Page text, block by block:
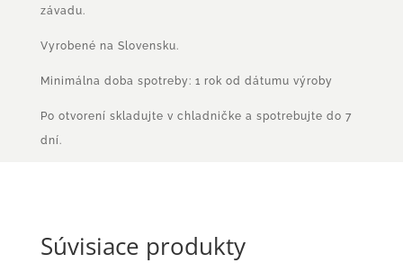
závadu.
Vyrobené na Slovensku.
Minimálna doba spotreby: 1 rok od dátumu výroby
Po otvorení skladujte v chladničke a spotrebujte do 7
dní.
Súvisiace produkty